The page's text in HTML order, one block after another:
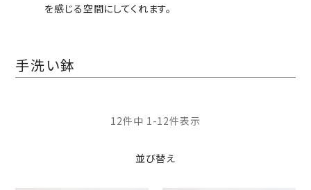
を感じる空間にしてくれます。
手洗い鉢
並び替え
12件中 1 -12件表示